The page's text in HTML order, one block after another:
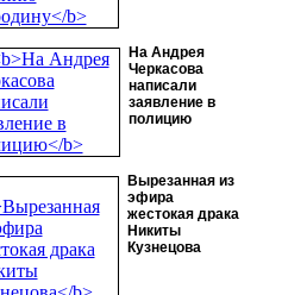
На Андрея
Черкасова
написали
заявление в
полицию
Вырезанная из
эфира
жестокая драка
Никиты
Кузнецова